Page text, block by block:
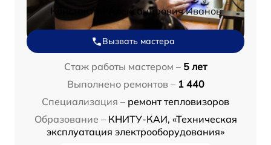
Константин Александрович Иванов
Вызвать мастера
Стаж работы мастером – 5 лет
Выполнено ремонтов – 1 440
Специализация – ремонт тепловизоров
Образование – КНИТУ-КАИ, «Техническая
эксплуатация электрооборудования»